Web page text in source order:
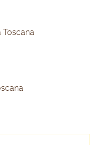
Toscana